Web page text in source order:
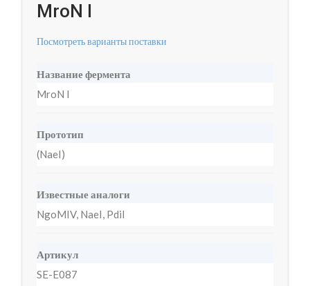
MroN I
Посмотреть варианты поставки
Название фермента
MroN I
Прототип
(NaeI)
Известные аналоги
NgoMIV, NaeI, PdiI
Артикул
SE-E087